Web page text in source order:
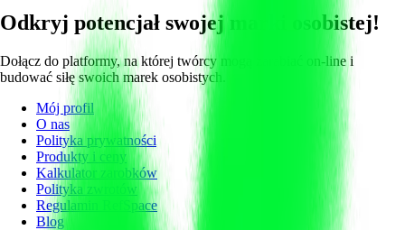
Odkryj potencjał swojej marki osobistej!
Dołącz do platformy, na której twórcy mogą zarabiać on-line i
budować siłę swoich marek osobistych.
Mój profil
O nas
Polityka prywatności
Produkty i ceny
Kalkulator zarobków
Polityka zwrotów
Regulamin RefSpace
Blog